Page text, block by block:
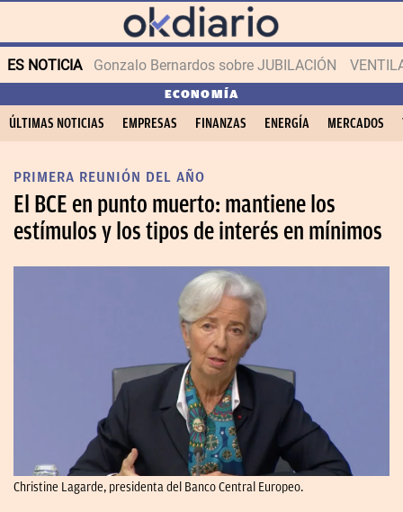
ES NOTICIA Gonzalo Bernardos sobre JUBILACIÓN
ECONOMÍA
ÚLTIMAS NOTICIAS EMPRESAS FINANZAS ENERGÍA MERCADOS
PRIMERA REUNIÓN DEL AÑO
El BCE en punto muerto: mantiene los
estímulos y los tipos de interés en mínimos
Christine Lagarde, presidenta del Banco Central Europeo.